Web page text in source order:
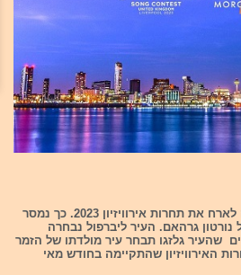
עיר החיפושיות ליברפול נבחרה לארח את תחרות אירוויזיון 2023. כך נמסר
גרהאם. העיר ליברפול נבחרה
שהעיר גלזגו תבחר עיר מולדתו של הזמר
האירוויזיון שהתקיימה בחודש מאי